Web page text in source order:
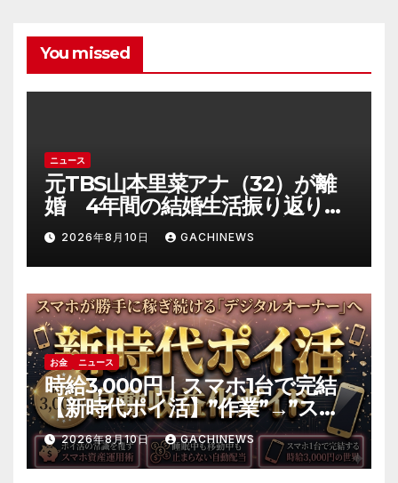
You missed
ニュース
元TBS山本里菜アナ（32）が離
婚 4年間の結婚生活振り返り
「ともに歩んできた道は宝物」
(J-CASTニュース)
2026年8月10日 GACHINEWS
お金 ニュース
時給3,000円｜スマホ1台で完結
【新時代ポイ活】”作業”→”スマ
ホ資産の運用”へ｜自動収益の仕
組み化の全手順
2026年8月10日 GACHINEWS